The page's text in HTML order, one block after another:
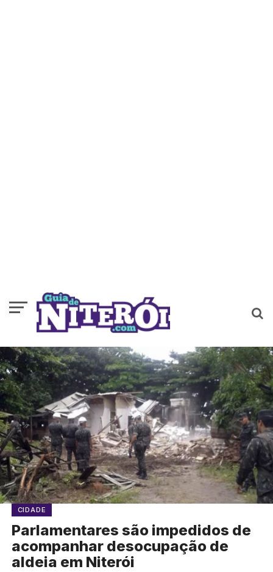
CIDADE
Parlamentares são impedidos de
acompanhar desocupação de
aldeia em Niterói